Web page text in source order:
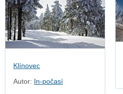
Klínovec
Autor: In-počasí